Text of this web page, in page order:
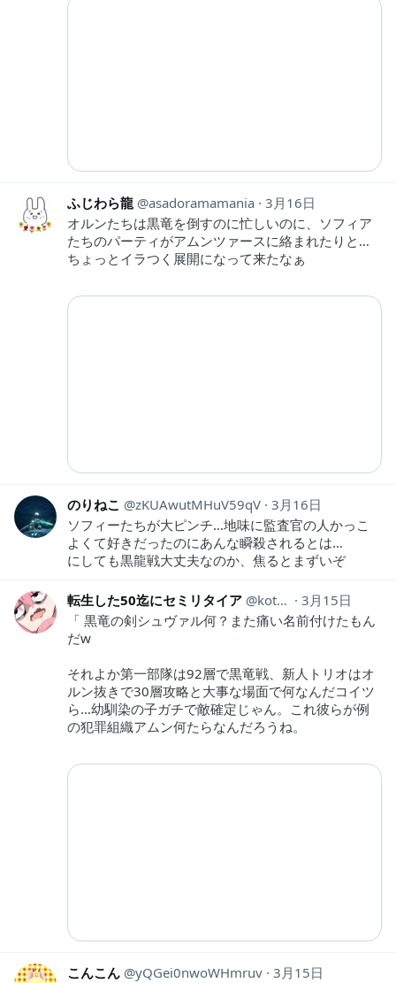
ふじわら龍 asadoramamania 3月16日
オルンたちは黒竜を倒すのに忙しいのに、ソフィア
たちのパーティがアムンツァースに絡まれたりと…
ちょっとイラつく展開になって来たなぁ
のりねこ zKUAwutMHuV59qV 3月16日
ソフィーたちが大ピンチ…地味に監査官の人かっこ
よくて好きだったのにあんな瞬殺されるとは…
にしても黒龍戦大丈夫なのか、焦るとまずいぞ
転生した50迄にセミリタイア kotahinshi2
3月15日
「 黒竜の剣シュヴァル何？また痛い名前付けたもん
だw
それよか第一部隊は92層で黒竜戦、新人トリオはオ
ルン抜きで30層攻略と大事な場面で何なんだコイツ
ら…幼馴染の子ガチで敵確定じゃん。これ彼らが例
の犯罪組織アムン何たらなんだろうね。
こんこん yQGei0nwoWHmruv 3月15日